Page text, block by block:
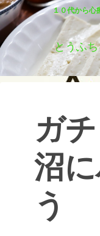
１０代から心
とうふ
ガ
沼
う